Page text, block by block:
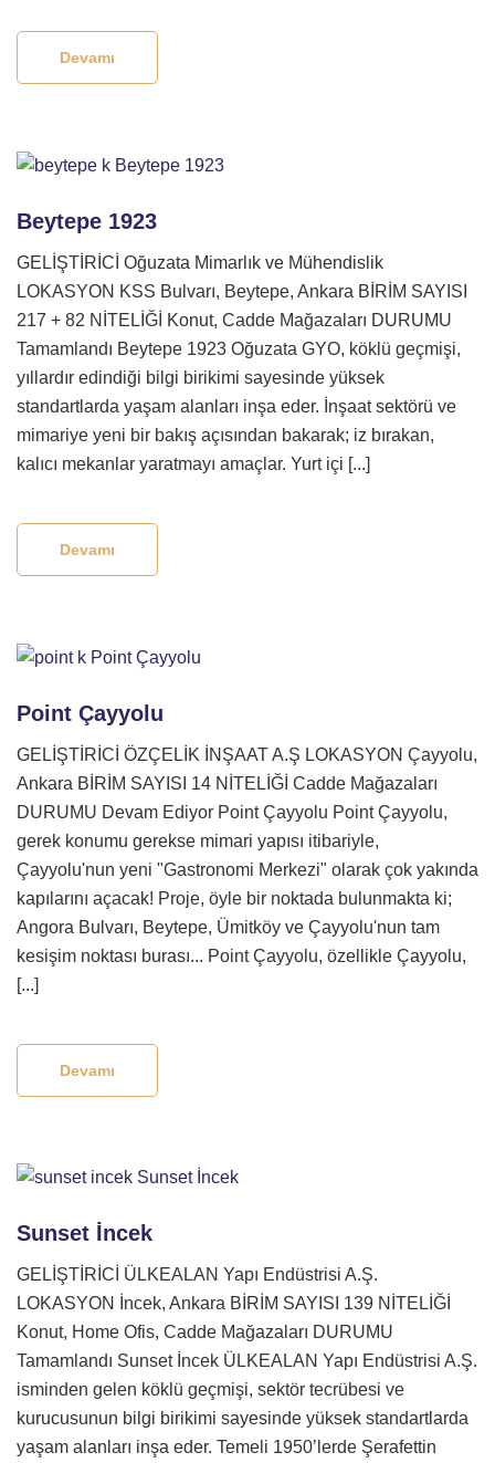
Devamı
Beytepe 1923
GELİŞTİRİCİ Oğuzata Mimarlık ve Mühendislik
LOKASYON KSS Bulvarı, Beytepe, Ankara BİRİM SAYISI
217 + 82 NİTELİĞİ Konut, Cadde Mağazaları DURUMU
Tamamlandı Beytepe 1923 Oğuzata GYO, köklü geçmişi,
yıllardır edindiği bilgi birikimi sayesinde yüksek
standartlarda yaşam alanları inşa eder. İnşaat sektörü ve
mimariye yeni bir bakış açısından bakarak; iz bırakan,
kalıcı mekanlar yaratmayı amaçlar. Yurt içi [...]
Devamı
Point Çayyolu
GELİŞTİRİCİ ÖZÇELİK İNŞAAT A.Ş LOKASYON Çayyolu,
Ankara BİRİM SAYISI 14 NİTELİĞİ Cadde Mağazaları
DURUMU Devam Ediyor Point Çayyolu Point Çayyolu,
gerek konumu gerekse mimari yapısı itibariyle,
Çayyolu'nun yeni "Gastronomi Merkezi" olarak çok yakında
kapılarını açacak! Proje, öyle bir noktada bulunmakta ki;
Angora Bulvarı, Beytepe, Ümitköy ve Çayyolu'nun tam
kesişim noktası burası... Point Çayyolu, özellikle Çayyolu,
[...]
Devamı
Sunset İncek
GELİŞTİRİCİ ÜLKEALAN Yapı Endüstrisi A.Ş.
LOKASYON İncek, Ankara BİRİM SAYISI 139 NİTELİĞİ
Konut, Home Ofis, Cadde Mağazaları DURUMU
Tamamlandı Sunset İncek ÜLKEALAN Yapı Endüstrisi A.Ş.
isminden gelen köklü geçmişi, sektör tecrübesi ve
kurucusunun bilgi birikimi sayesinde yüksek standartlarda
yaşam alanları inşa eder. Temeli 1950’lerde Şerafettin